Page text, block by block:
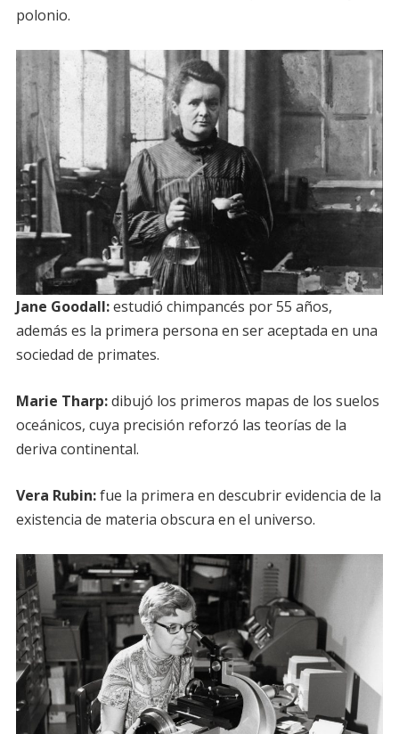
polonio.
Jane Goodall:estudió chimpancés por 55 años,
además es la primera persona en ser aceptada en una
sociedad de primates.
Marie Tharp:dibujó los primeros mapas de los suelos
oceánicos, cuya precisión reforzó las teorías de la
deriva continental.
Vera Rubin:fue la primera en descubrir evidencia de la
existencia de materia obscura en el universo.